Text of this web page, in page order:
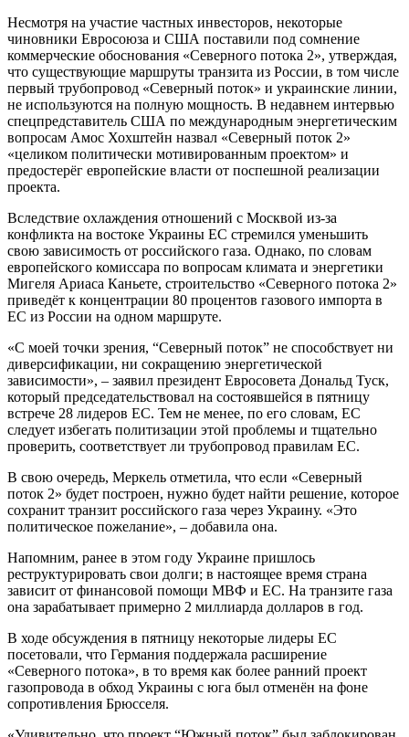
Несмотря на участие частных инвесторов, некоторые
чиновники Евросоюза и США поставили под сомнение
коммерческие обоснования «Северного потока 2», утверждая,
что существующие маршруты транзита из России, в том числе
первый трубопровод «Северный поток» и украинские линии,
не используются на полную мощность. В недавнем интервью
спецпредставитель США по международным энергетическим
вопросам Амос Хохштейн назвал «Северный поток 2»
«целиком политически мотивированным проектом» и
предостерёг европейские власти от поспешной реализации
проекта.
Вследствие охлаждения отношений с Москвой из-за
конфликта на востоке Украины ЕС стремился уменьшить
свою зависимость от российского газа. Однако, по словам
европейского комиссара по вопросам климата и энергетики
Мигеля Ариаса Каньете, строительство «Северного потока 2»
приведёт к концентрации 80 процентов газового импорта в
ЕС из России на одном маршруте.
«С моей точки зрения, “Северный поток” не способствует ни
диверсификации, ни сокращению энергетической
зависимости», – заявил президент Евросовета Дональд Туск,
который председательствовал на состоявшейся в пятницу
встрече 28 лидеров ЕС. Тем не менее, по его словам, ЕС
следует избегать политизации этой проблемы и тщательно
проверить, соответствует ли трубопровод правилам ЕС.
В свою очередь, Меркель отметила, что если «Северный
поток 2» будет построен, нужно будет найти решение, которое
сохранит транзит российского газа через Украину. «Это
политическое пожелание», – добавила она.
Напомним, ранее в этом году Украине пришлось
реструктурировать свои долги; в настоящее время страна
зависит от финансовой помощи МВФ и ЕС. На транзите газа
она зарабатывает примерно 2 миллиарда долларов в год.
В ходе обсуждения в пятницу некоторые лидеры ЕС
посетовали, что Германия поддержала расширение
«Северного потока», в то время как более ранний проект
газопровода в обход Украины с юга был отменён на фоне
сопротивления Брюсселя.